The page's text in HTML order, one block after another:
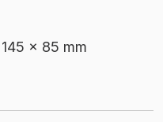
× 85 mm